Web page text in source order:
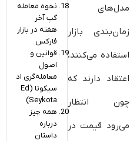
مدل‌های
زمان‌بندی بازار
استفاده می‌کنند،
اعتقاد دارند که
چون انتظار
می‌رود قیمت در
نحوه معامله
گپ آخر
هفته در بازار
فارکس
قوانین و
اصول
معامله‌گری اد
سیکوتا (Ed
Seykota)
همه چیز
درباره
داستان